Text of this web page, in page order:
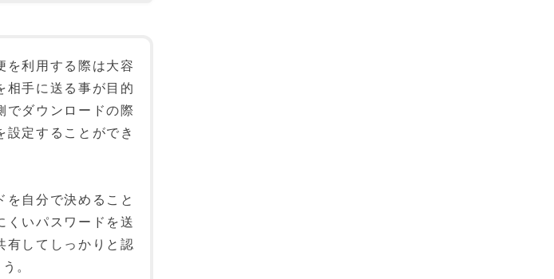
を利用する際は大容
相手に送る事が目的
でダウンロードの際
設定することができ
を自分で決めること
くいパスワードを送
有してしっかりと認
。